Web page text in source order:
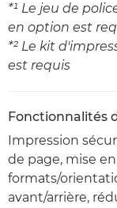
*¹ Le jeu de
en option est
*² Le kit
est requis
Fonctionnalités
Impression
de page, mise
formats/
avant/arrière,